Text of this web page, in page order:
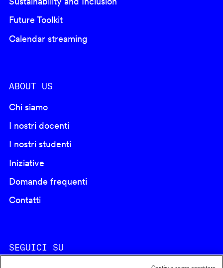
Future Toolkit
Calendar streaming
ABOUT US
Chi siamo
I nostri docenti
I nostri studenti
Iniziative
Domande frequenti
Contatti
SEGUICI SU